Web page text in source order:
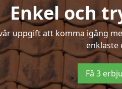
Enkel och
uppgift att komma igång
enklaste
Få 3